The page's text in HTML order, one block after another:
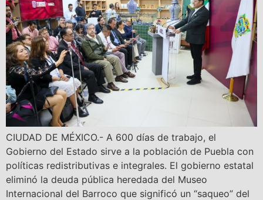
CIUDAD DE MÉXICO.- A 600 días de trabajo, el
Gobierno del Estado sirve a la población de Puebla con
políticas redistributivas e integrales. El gobierno estatal
eliminó la deuda pública heredada del Museo
Internacional del Barroco que significó un “saqueo” del